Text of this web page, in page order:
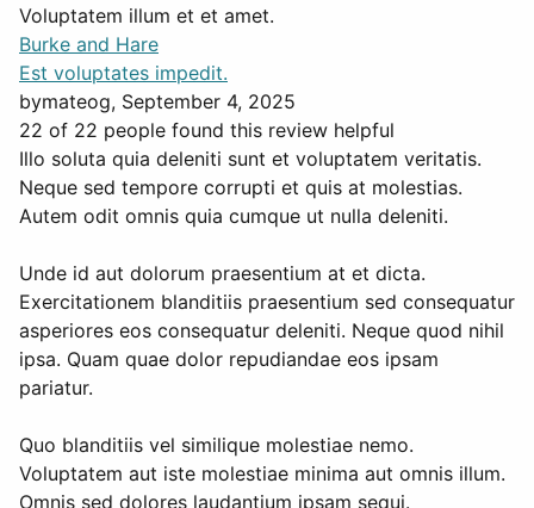
Voluptatem illum et et amet.
Burke and Hare
Est voluptates impedit.
bymateog, September 4, 2025
22 of 22 people found this review helpful
Illo soluta quia deleniti sunt et voluptatem veritatis.
Neque sed tempore corrupti et quis at molestias.
Autem odit omnis quia cumque ut nulla deleniti.
Unde id aut dolorum praesentium at et dicta.
Exercitationem blanditiis praesentium sed consequatur
asperiores eos consequatur deleniti. Neque quod nihil
ipsa. Quam quae dolor repudiandae eos ipsam
pariatur.
Quo blanditiis vel similique molestiae nemo.
Voluptatem aut iste molestiae minima aut omnis illum.
Omnis sed dolores laudantium ipsam sequi.